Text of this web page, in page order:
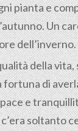
pianta e
Un
dell’inverno.
della
di
e
soltanto